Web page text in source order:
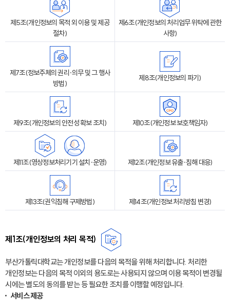
제5조(개인정보의 목적 외 이용 및 제공
절차)
제6조(개인정보의 처리업무 위탁에 관한
사항)
제7조(정보주체의 권리·의무 및 그 행사
방법)
제8조(개인정보의 파기)
제9조(개인정보의 안전성 확보 조치) 제10조(개인정보 보호책임자)
제11조(영상정보처리기기 설치·운영) 제12조(개인정보 유출·침해 대응)
제13조(권익침해 구제방법) 제14조(개인정보 처리방침 변경)
제1조(개인정보의 처리 목적)
부산가톨릭대학교는 개인정보를 다음의 목적을 위해 처리합니다. 처리한
개인정보는 다음의 목적 이외의 용도로는 사용되지 않으며 이용 목적이 변경될
시에는 별도의 동의를 받는 등 필요한 조치를 이행할 예정입니다.
서비스 제공